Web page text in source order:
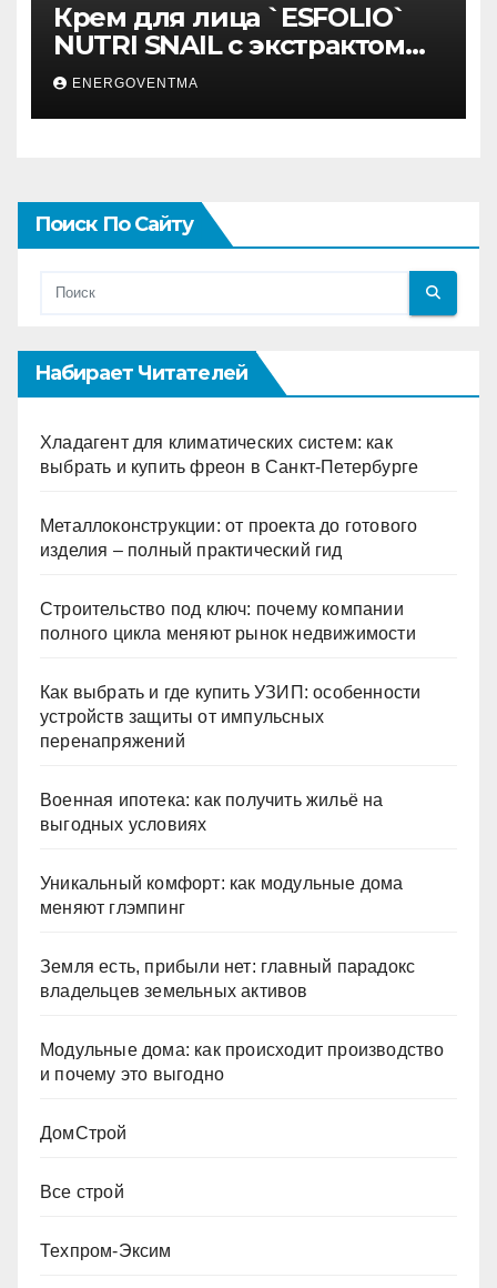
Крем для лица `ESFOLIO`
NUTRI SNAIL с экстрактом
муцина улитки 200 мл
ENERGOVENTMA
Поиск По Сайту
Набирает Читателей
Хладагент для климатических систем: как
выбрать и купить фреон в Санкт-Петербурге
Металлоконструкции: от проекта до готового
изделия – полный практический гид
Строительство под ключ: почему компании
полного цикла меняют рынок недвижимости
Как выбрать и где купить УЗИП: особенности
устройств защиты от импульсных
перенапряжений
Военная ипотека: как получить жильё на
выгодных условиях
Уникальный комфорт: как модульные дома
меняют глэмпинг
Земля есть, прибыли нет: главный парадокс
владельцев земельных активов
Модульные дома: как происходит производство
и почему это выгодно
ДомСтрой
Все строй
Техпром-Эксим